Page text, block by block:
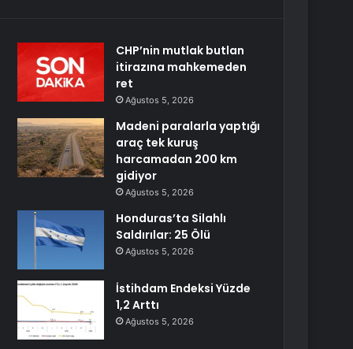
CHP’nin mutlak butlan
itirazına mahkemeden
ret
Ağustos 5, 2026
Madeni paralarla yaptığı
araç tek kuruş
harcamadan 200 km
gidiyor
Ağustos 5, 2026
Honduras’ta Silahlı
Saldırılar: 25 Ölü
Ağustos 5, 2026
İstihdam Endeksi Yüzde
1,2 Arttı
Ağustos 5, 2026